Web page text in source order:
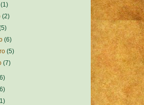
(1)
(2)
(6)
(5)
(7)